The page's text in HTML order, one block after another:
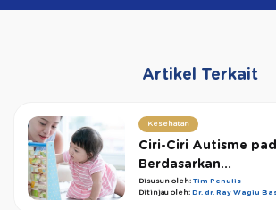
Artikel Terkait
Kesehatan
Ciri-Ciri Autisme
Berdasarkan...
Disusun oleh: Tim Penulis
Ditinjau oleh: Dr. dr. Ray Wagiu